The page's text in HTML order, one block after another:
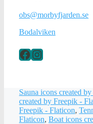
obs@morbyfjarden.se
Bodalviken
Facebook
Instagram
Sauna icons created
created by Freepik -
Freepik - Flaticon,
Flaticon, Boat icons